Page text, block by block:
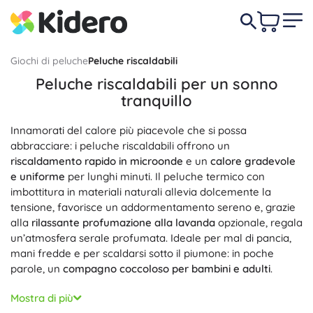
Giochi di peluchePeluche riscaldabili
Peluche riscaldabili per un sonno
tranquillo
Innamorati del calore più piacevole che si possa
abbracciare: i peluche riscaldabili offrono un
riscaldamento rapido in microonde e un calore gradevole
e uniforme per lunghi minuti. Il peluche termico con
imbottitura in materiali naturali allevia dolcemente la
tensione, favorisce un addormentamento sereno e, grazie
alla rilassante profumazione alla lavanda opzionale, regala
un’atmosfera serale profumata. Ideale per mal di pancia,
mani fredde e per scaldarsi sotto il piumone: in poche
parole, un compagno coccoloso per bambini e adulti.
I peluche riscaldabili combinano
un’imbottitura sicura (noccioli di ciliegia, semi di lino o
Mostra di più